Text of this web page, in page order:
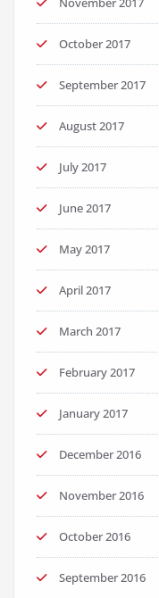
October 2017
September 2017
August 2017
July 2017
June 2017
May 2017
April 2017
March 2017
February 2017
January 2017
December 2016
November 2016
October 2016
September 2016